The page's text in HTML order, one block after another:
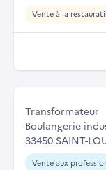
Vente à la
Transformateur
Boulangerie
33450 SAINT-
Vente aux